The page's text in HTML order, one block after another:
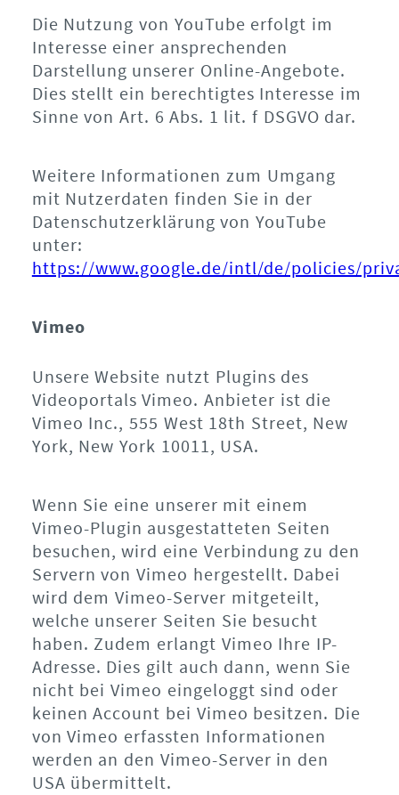
Die Nutzung von YouTube erfolgt im
Interesse einer ansprechenden
Darstellung unserer Online-Angebote.
Dies stellt ein berechtigtes Interesse im
Sinne von Art. 6 Abs. 1 lit. f DSGVO dar.
Weitere Informationen zum Umgang
mit Nutzerdaten finden Sie in der
Datenschutzerklärung von YouTube
unter:
https://www.google.de/intl/de/policies/
Vimeo
Unsere Website nutzt Plugins des
Videoportals Vimeo. Anbieter ist die
Vimeo Inc., 555 West 18th Street, New
York, New York 10011, USA.
Wenn Sie eine unserer mit einem
Vimeo-Plugin ausgestatteten Seiten
besuchen, wird eine Verbindung zu den
Servern von Vimeo hergestellt. Dabei
wird dem Vimeo-Server mitgeteilt,
welche unserer Seiten Sie besucht
haben. Zudem erlangt Vimeo Ihre IP-
Adresse. Dies gilt auch dann, wenn Sie
nicht bei Vimeo eingeloggt sind oder
keinen Account bei Vimeo besitzen. Die
von Vimeo erfassten Informationen
werden an den Vimeo-Server in den
USA übermittelt.